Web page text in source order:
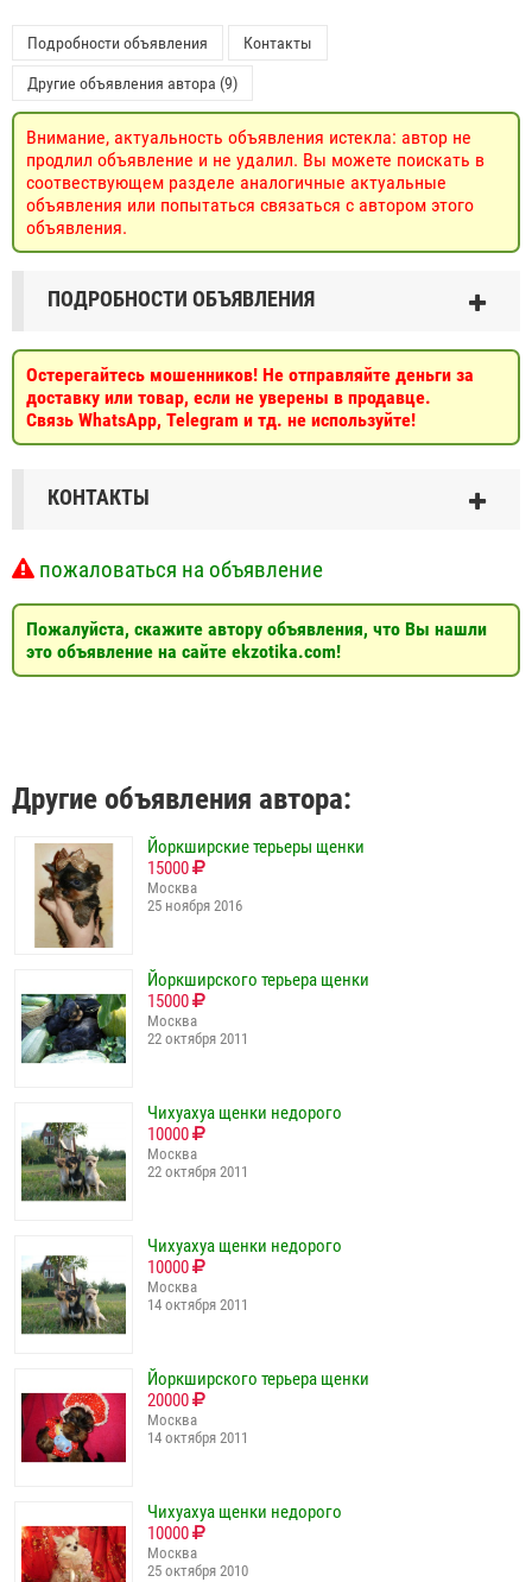
Подробности объявления Контакты
Другие объявления автора (9)
Внимание, актуальность объявления истекла: автор не
продлил объявление и не удалил. Вы можете поискать в
соотвествующем разделе аналогичные актуальные
объявления или попытаться связаться с автором этого
объявления.
ПОДРОБНОСТИ ОБЪЯВЛЕНИЯ
Остерегайтесь мошенников! Не отправляйте деньги за
доставку или товар, если не уверены в продавце.
Связь WhatsApp, Telegram и тд. не используйте!
КОНТАКТЫ
пожаловаться на объявление
Пожалуйста, скажите автору объявления, что Вы нашли
это объявление на сайте ekzotika.com!
Другие объявления автора:
Йоркширские терьеры щенки
15000
Москва
25 ноября 2016
Йоркширского терьера щенки
15000
Москва
22 октября 2011
Чихуахуа щенки недорого
10000
Москва
22 октября 2011
Чихуахуа щенки недорого
10000
Москва
14 октября 2011
Йоркширского терьера щенки
20000
Москва
14 октября 2011
Чихуахуа щенки недорого
10000
Москва
25 октября 2010